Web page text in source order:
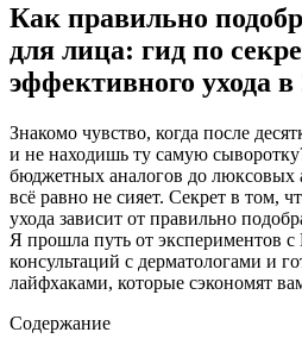
Как правильно
для лица: гид по
эффективного ухода в
Знакомо чувство, когда после
и не находишь ту самую
бюджетных аналогов до люксовых
всё равно не сияет. Секрет в том,
ухода зависит от правильно
Я прошла путь от экспериментов
консультаций с дерматологами и
лайфхаками, которые сэкономят
Содержание